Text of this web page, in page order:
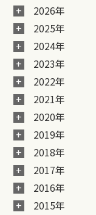
2026年
2025年
2024年
2023年
2022年
2021年
2020年
2019年
2018年
2017年
2016年
2015年